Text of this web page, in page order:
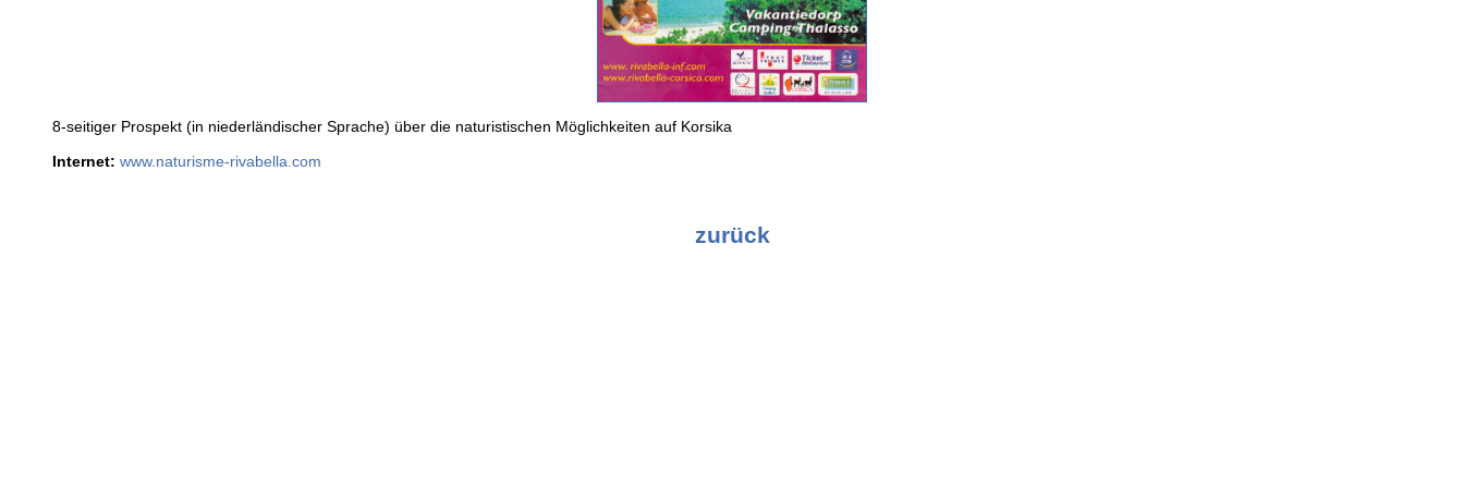
8-seitiger Prospekt (in niederländischer Sprache) über die naturistischen Möglichkeiten auf Korsika
Internet: www.naturisme-rivabella.com
zurück